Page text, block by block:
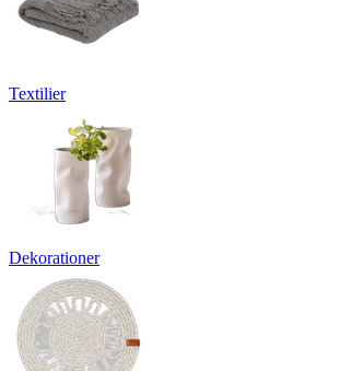
Textilier
Dekorationer